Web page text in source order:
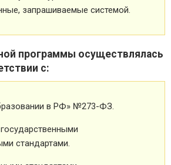
запрашиваемые системой.
программы осуществлялась
с:
в РФ» №273-ФЗ.
стандартами.